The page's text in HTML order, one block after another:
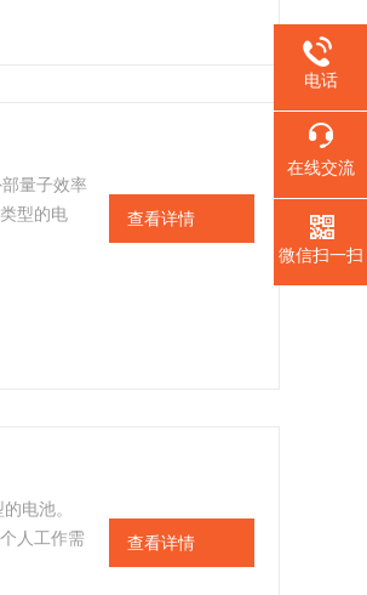
量子效率
型的电
IQE ）的
合斩波AC
查看详情
电池。
人工作需
查看详情
电话
在线交流
微信扫一扫